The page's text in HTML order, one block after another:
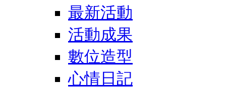
最新活動
活動成果
數位造型
心情日記